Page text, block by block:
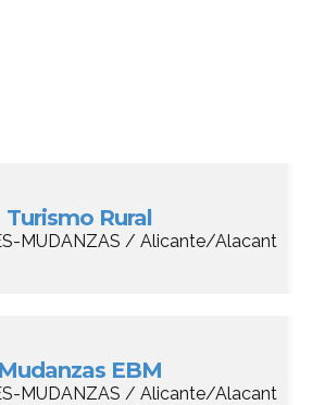
Turismo Rural
MUDANZAS / Alicante/Alacant
Mudanzas EBM
MUDANZAS / Alicante/Alacant